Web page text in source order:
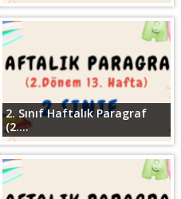
2. Sınıf Haftalık Paragraf
(2....